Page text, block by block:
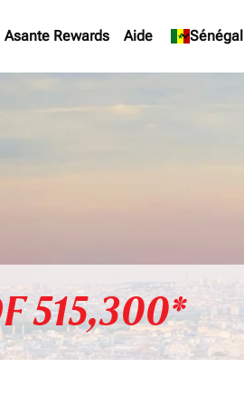
Asante Rewards Aide Sénégal
keyboard_arrow_down
515,300*